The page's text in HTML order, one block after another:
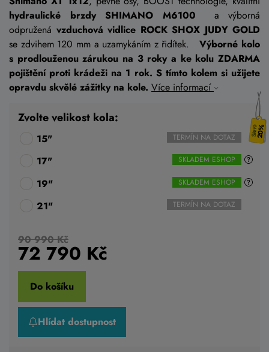
hydraulické brzdy SHIMANO M6100
a výborná
odpružená vzduchová vidlice ROCK SHOX JUDY GOLD
se zdvihem 120 mm a uzamykáním z řidítek.Výborné kolo
s prodlouženou zárukou na 3 roky a ke kolu ZDARMA
pojištění proti krádeži na 1 rok. S tímto kolem si užijete
opravdu skvělé zážitky na kole. Více informací
20%
Zvolte velikost kola:
15" TERMÍN NA DOTAZ
17" SKLADEM ESHOP
19" SKLADEM ESHOP
21" TERMÍN NA DOTAZ
90 990 Kč
72 790 Kč
Do košíku
Hlídat dostupnost